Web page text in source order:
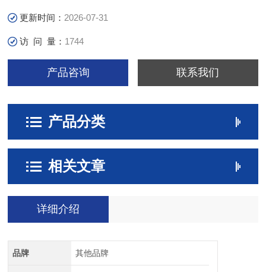
更新时间： 2026-07-31
访 问 量： 1744
产品咨询 联系我们
产品分类
相关文章
详细介绍
品牌 其他品牌